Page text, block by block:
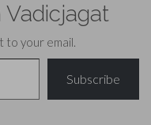
Vadicjagat
to your email.
Subscribe